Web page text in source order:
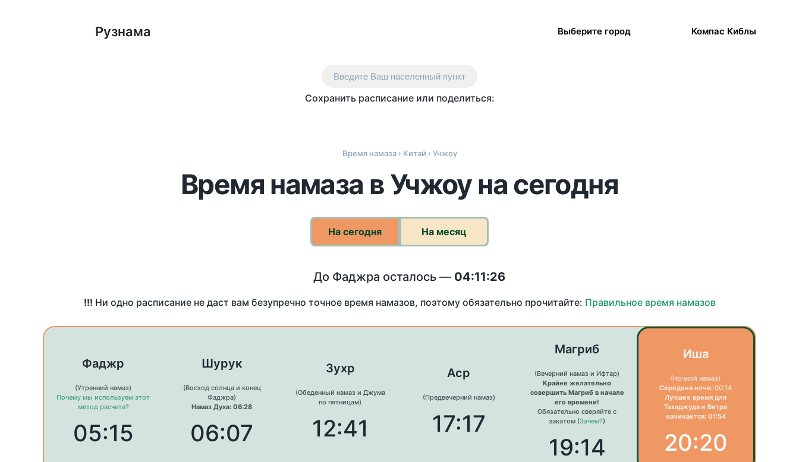
Рузнама Выберите город Компас Киблы
Введите Ваш населенный пункт
Сохранить расписание или поделиться:
Время намаза› Китай › Учжоу
Время намаза в Учжоу на сегодня
На сегодня На месяц
До Фаджра осталось — 04:11:26
!!! Ни одно расписание не даст вам безупречно точное время намазов, поэтому обязательно прочитайте: Правильное время намазов
Фаджр
(Утренний намаз)
Почему мы используем этот
метод расчета?
05:15
Шурук
(Восход солнца и конец
Фаджра)
Намаз Духа: 06:28
06:07
Зухр
(Обеденный намаз и Джума
по пятницам)
12:41
Аср
(Предвечерний намаз)
17:17
Магриб
(Вечерний намаз и Ифтар)
Крайне желательно
совершить Магриб в начале
его времени!
Обязательно сверяйте с
закатом (Зачем?)
19:14
Иша
(Ночной намаз)
Середина ночи: 00:14
Лучшее время для
Тахаджуда и Витра
начинается: 01:54
20:20